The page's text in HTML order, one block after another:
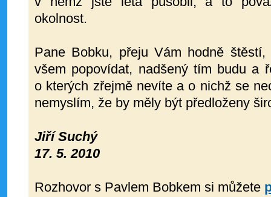
okolnost.
Pane Bobku, přeju Vám hodně
všem popovídat, nadšený tím budu a
o kterých zřejmě nevíte a o nichž se
nemyslím, že by měly být předloženy
Jiří Suchý
17. 5. 2010
Rozhovor s Pavlem Bobkem si můžete